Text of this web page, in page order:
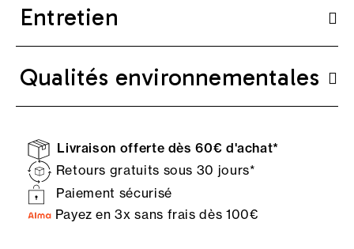
Entretien
Qualités environnementales
Livraison offerte dès 60€ d'achat*
Retours gratuits sous 30 jours*
Paiement sécurisé
Payez en 3x sans frais dès 100€